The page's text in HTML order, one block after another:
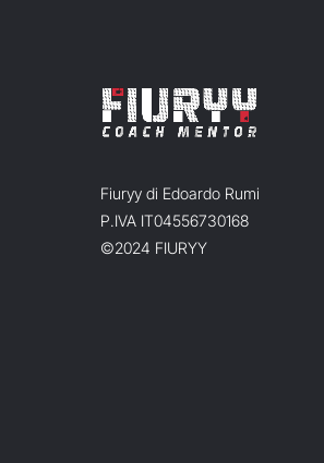
Fiuryy di Edoardo Rumi
P.IVA IT04556730168
©2024 FIURYY